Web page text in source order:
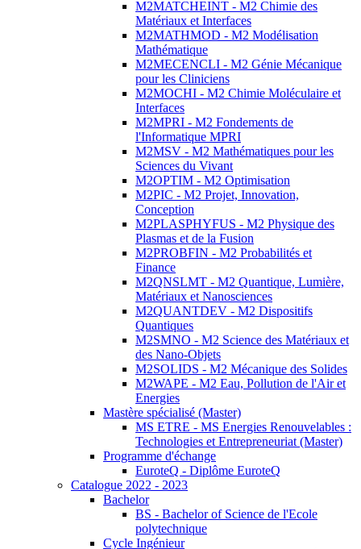
M2MATCHEINT - M2 Chimie des
Matériaux et Interfaces
M2MATHMOD - M2 Modélisation
Mathématique
M2MECENCLI - M2 Génie Mécanique
pour les Cliniciens
M2MOCHI - M2 Chimie Moléculaire et
Interfaces
M2MPRI - M2 Fondements de
l'Informatique MPRI
M2MSV - M2 Mathématiques pour les
Sciences du Vivant
M2OPTIM - M2 Optimisation
M2PIC - M2 Projet, Innovation,
Conception
M2PLASPHYFUS - M2 Physique des
Plasmas et de la Fusion
M2PROBFIN - M2 Probabilités et
Finance
M2QNSLMT - M2 Quantique, Lumière,
Matériaux et Nanosciences
M2QUANTDEV - M2 Dispositifs
Quantiques
M2SMNO - M2 Science des Matériaux et
des Nano-Objets
M2SOLIDS - M2 Mécanique des Solides
M2WAPE - M2 Eau, Pollution de l'Air et
Energies
Mastère spécialisé (Master)
MS ETRE - MS Energies Renouvelables :
Technologies et Entrepreneuriat (Master)
Programme d'échange
EuroteQ - Diplôme EuroteQ
Catalogue 2022 - 2023
Bachelor
BS - Bachelor of Science de l'Ecole
polytechnique
Cycle Ingénieur